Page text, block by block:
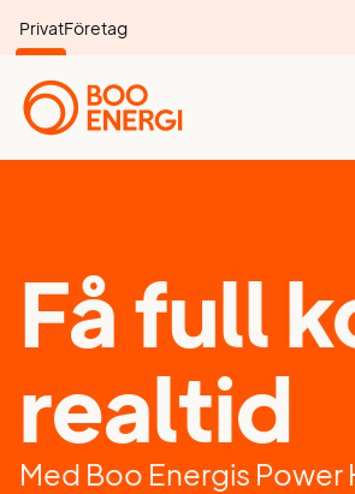
PrivatFöretag
Få full
realtid
Med Boo Energis